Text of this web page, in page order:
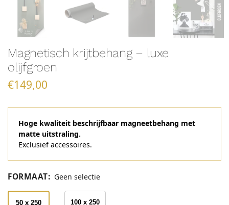
Magnetisch krijtbehang – luxe
olijfgroen
€149,00
Hoge kwaliteit beschrijfbaar magneetbehang met
matte uitstraling.
Exclusief accessoires.
FORMAAT: Geen selectie
50 x 250 100 x 250